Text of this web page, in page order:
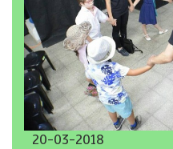
20-03-2018